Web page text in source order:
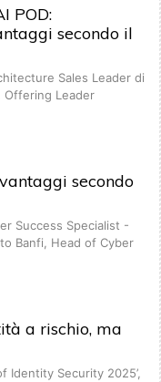
POD:
secondo il
Sales Leader di
Offering Leader
secondo
Success Specialist -
Banfi, Head of Cyber
a rischio, ma
Identity Security 2025’,